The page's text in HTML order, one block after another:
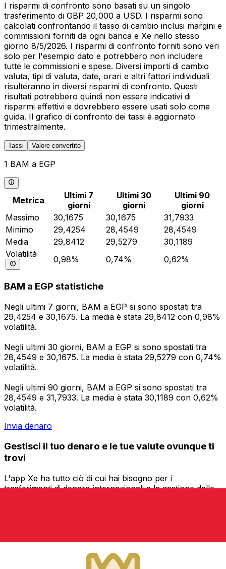
I risparmi di confronto sono basati su un singolo
trasferimento di GBP 20,000 a USD. I risparmi sono
calcolati confrontando il tasso di cambio inclusi margini e
commissioni forniti da ogni banca e Xe nello stesso
giorno 8/5/2026. I risparmi di confronto forniti sono veri
solo per l'esempio dato e potrebbero non includere
tutte le commissioni e spese. Diversi importi di cambio
valuta, tipi di valuta, date, orari e altri fattori individuali
risulteranno in diversi risparmi di confronto. Questi
risultati potrebbero quindi non essere indicativi di
risparmi effettivi e dovrebbero essere usati solo come
guida. Il grafico di confronto dei tassi è aggiornato
trimestralmente.
Tassi Valore convertito
1 BAM a EGP
Metrica
Ultimi 7
giorni
Ultimi 30
giorni
Ultimi 90
giorni
Massimo
30,1675 30,1675
31,7933
Minimo
29,4254 28,4549
28,4549
Media
29,8412 29,5279
30,1189
Volatilità
0,98% 0,74% 0,62%
BAM a EGP statistiche
Negli ultimi 7 giorni, BAM a EGP si sono spostati tra
29,4254 e 30,1675. La media è stata 29,8412 con 0,98%
volatilità.
Negli ultimi 30 giorni, BAM a EGP si sono spostati tra
28,4549 e 30,1675. La media è stata 29,5279 con 0,74%
volatilità.
Negli ultimi 90 giorni, BAM a EGP si sono spostati tra
28,4549 e 31,7933. La media è stata 30,1189 con 0,62%
volatilità.
Invia denaro
Gestisci il tuo denaro e le tue valute ovunque ti
trovi
L'app Xe ha tutto ciò di cui hai bisogno per i
trasferimenti di denaro internazionali e la gestione delle